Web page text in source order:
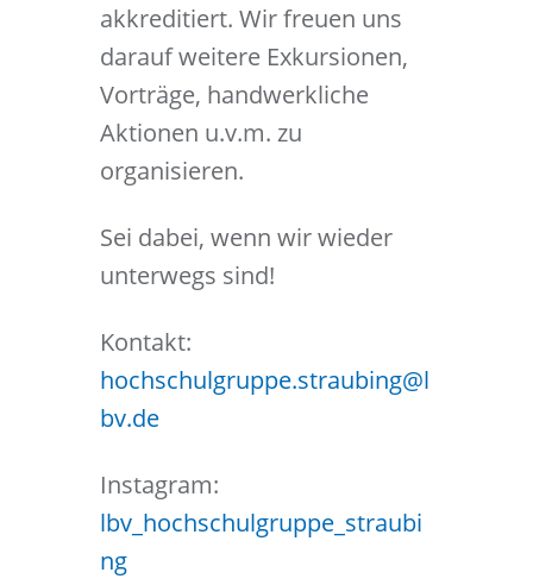
akkreditiert. Wir freuen uns
darauf weitere Exkursionen,
Vorträge, handwerkliche
Aktionen u.v.m. zu
organisieren.
Sei dabei, wenn wir wieder
unterwegs sind!
Kontakt:
hochschulgruppe.straubing@l
bv.de
Instagram:
lbv_hochschulgruppe_straubi
ng